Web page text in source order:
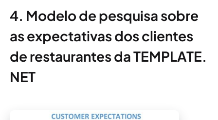
4. Modelo de pesquisa sobre
as expectativas dos clientes
de restaurantes da TEMPLATE.
NET